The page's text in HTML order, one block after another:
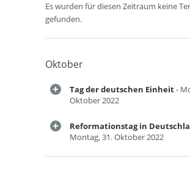
Es wurden für diesen Zeitraum keine
gefunden.
Oktober
Tag der deutschen Einheit-
Oktober 2022
Reformationstag in
Montag, 31. Oktober 2022